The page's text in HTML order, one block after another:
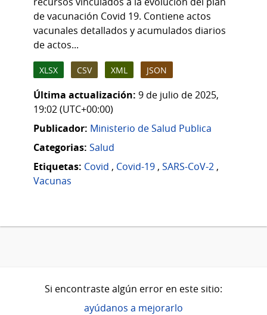
de vacunación Covid 19. Contiene actos
vacunales detallados y acumulados diarios
de actos...
XLSX CSV XML JSON
Última actualización: 9 de julio de 2025,
19:02 (UTC+00:00)
Publicador: Ministerio de Salud Publica
Categorias: Salud
Etiquetas: Covid , Covid-19 , SARS-CoV-2 ,
Vacunas
Si encontraste algún error en este sitio:
ayúdanos a mejorarlo